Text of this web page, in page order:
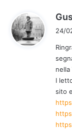
24/
nella
I
sito